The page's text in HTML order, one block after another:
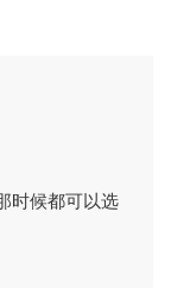
时候都可以选